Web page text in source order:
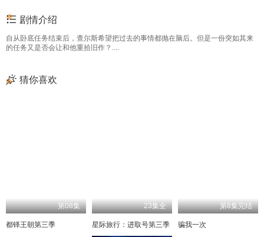
剧情介绍
自从卧底任务结束后，查尔斯希望把过去的事情都抛在脑后。但是一份突如其来
的任务又是否会让和他重拾旧作？....
猜你喜欢
第08集
都铎王朝第三季
23集全
星际旅行：进取号第三季
第8集完结
骗我一次